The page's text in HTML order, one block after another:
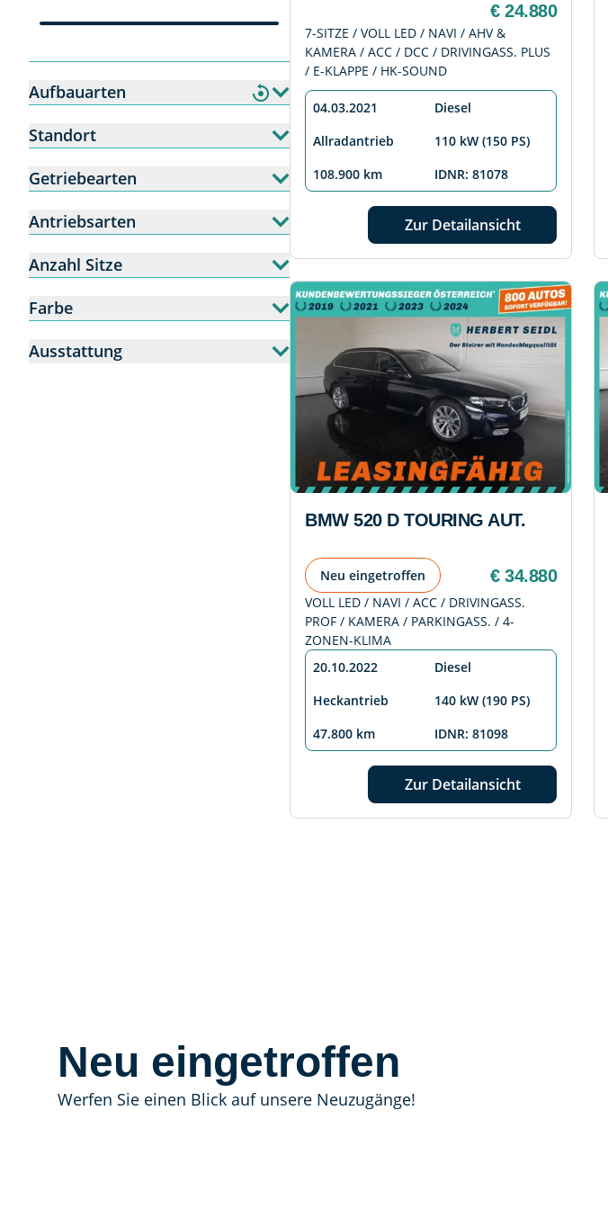
Aufbauarten
Standort
Getriebearten
Antriebsarten
Anzahl Sitze
Farbe
Ausstattung
€ 24.880
7-SITZE / VOLL LED / NAVI / AHV &
KAMERA / ACC / DCC / DRIVINGASS. PLUS
/ E-KLAPPE / HK-SOUND
04.03.2021
Diesel
Allradantrieb
110 kW (150 PS)
108.900 km
IDNR: 81078
Zur Detailansicht
BMW 520 D TOURING AUT.
Neu eingetroffen € 34.880
VOLL LED / NAVI / ACC / DRIVINGASS.
PROF / KAMERA / PARKINGASS. / 4-
ZONEN-KLIMA
20.10.2022
Diesel
Heckantrieb
140 kW (190 PS)
47.800 km
IDNR: 81098
Zur Detailansicht
Neu eingetroffen
Werfen Sie einen Blick auf unsere Neuzugänge!